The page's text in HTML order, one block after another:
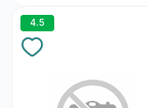
4.5